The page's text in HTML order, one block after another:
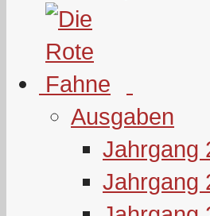
Ausgaben
Jahrgang
Jahrgang